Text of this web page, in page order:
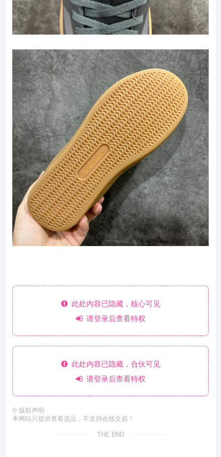
此处内容已隐藏，核心可见
请登录后查看特权
此处内容已隐藏，合伙可见
请登录后查看特权
© 版权声明
本网站只提供查看选品，不支持在线交易！
THE END